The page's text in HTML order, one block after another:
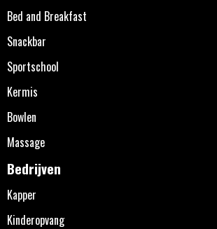
Bed and Breakfast
Snackbar
Sportschool
Kermis
Bowlen
Massage
Bedrijven
Kapper
Kinderopvang